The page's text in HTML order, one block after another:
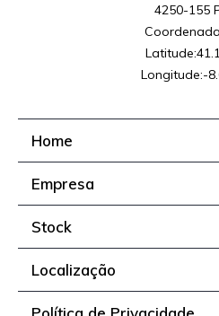
4250-155
Longitude:-
Home
Empresa
Stock
Localização